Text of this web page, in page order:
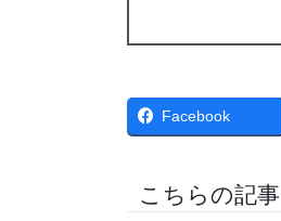
Facebook
こちらの記